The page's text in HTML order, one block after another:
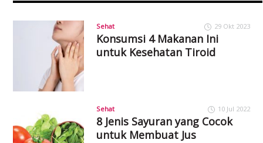
Sehat 29 Okt 2023
Konsumsi 4 Makanan Ini
untuk Kesehatan Tiroid
Sehat 10 Jul 2022
8 Jenis Sayuran yang Cocok
untuk Membuat Jus